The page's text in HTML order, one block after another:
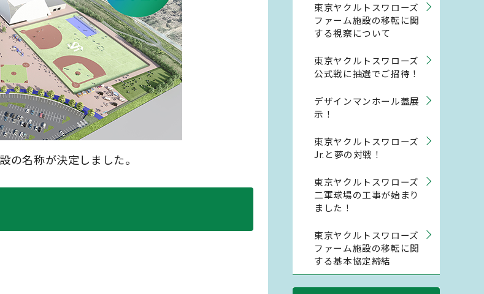
の名称が決定しました。
東京ヤクルトスワローズ
ファーム施設の移転に関
する視察について
東京ヤクルトスワローズ
公式戦に抽選でご招待！
デザインマンホール蓋展
示！
東京ヤクルトスワローズ
Jr.と夢の対戦！
東京ヤクルトスワローズ
二軍球場の工事が始まり
ました！
東京ヤクルトスワローズ
ファーム施設の移転に関
する基本協定締結